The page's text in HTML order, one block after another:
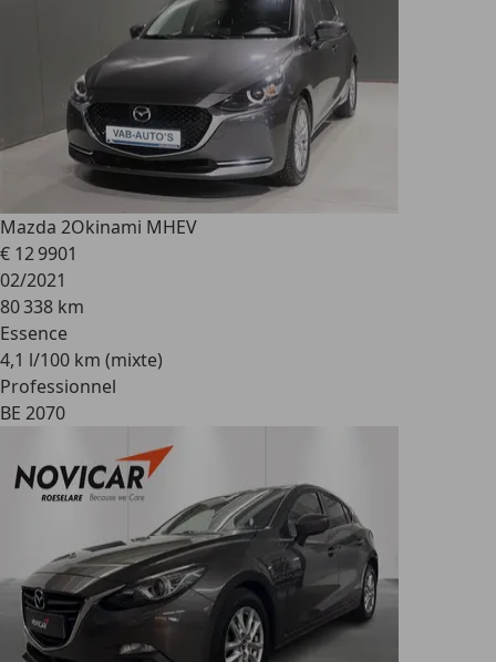
Mazda 2Okinami MHEV
€ 12 9901
02/2021
80 338 km
Essence
4,1 l/100 km (mixte)
Professionnel
BE 2070